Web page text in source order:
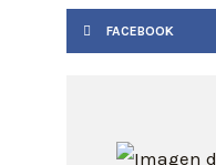
FACEBOOK